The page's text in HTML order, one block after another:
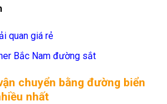
quan giá rẻ
Bắc Nam đường sắt
chuyển bằng đường biển
nhất